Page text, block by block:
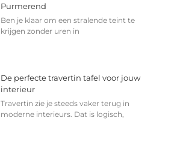
Purmerend
Ben je klaar om een stralende teint te
krijgen zonder uren in
De perfecte travertin tafel voor jouw
interieur
Travertin zie je steeds vaker terug in
moderne interieurs. Dat is logisch,